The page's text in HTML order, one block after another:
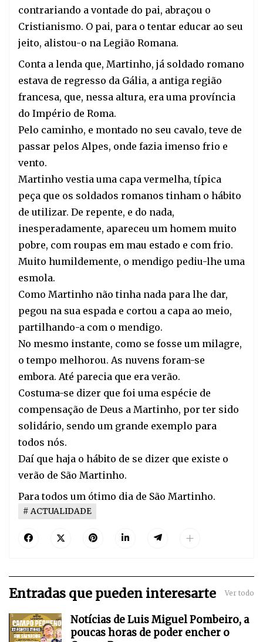
contrariando a vontade do pai, abraçou o
Cristianismo. O pai, para o tentar educar ao seu
jeito, alistou-o na Legião Romana.
Conta a lenda que, Martinho, já soldado romano
estava de regresso da Gália, a antiga região
francesa, que, nessa altura, era uma província
do Império de Roma.
Pelo caminho, e montado no seu cavalo, teve de
passar pelos Alpes, onde fazia imenso frio e
vento.
Martinho vestia uma capa vermelha, típica
peça que os soldados romanos tinham o hábito
de utilizar. De repente, e do nada,
inesperadamente, apareceu um homem muito
pobre, com roupas em mau estado e com frio.
Muito humildemente, o mendigo pediu-lhe uma
esmola.
Como Martinho não tinha nada para lhe dar,
pegou na sua espada e cortou a capa ao meio,
partilhando-a com o mendigo.
No mesmo instante, como se fosse um milagre,
o tempo melhorou. As nuvens foram-se
embora. Até parecia que era verão.
Costuma-se dizer que foi uma espécie de
compensação de Deus a Martinho, por ter sido
solidário, sendo um grande exemplo para
todos nós.
Daí que haja o hábito de se dizer que existe o
verão de São Martinho.
Para todos um ótimo dia de São Martinho.
ACTUALIDADE
Entradas que pueden interesarte Ver todo
Notícias de Luis Miguel Pombeiro, a
poucas horas de poder encher o